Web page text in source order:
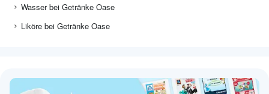
Wasser bei Getränke Oase
Liköre bei Getränke Oase